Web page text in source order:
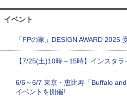
イベント
「FPの家」DESIGN AWARD 2025
【7/25(土)10時～15時】インスタ
6/6～6/7 東京・恵比寿「Buffalo
イベントを開催!